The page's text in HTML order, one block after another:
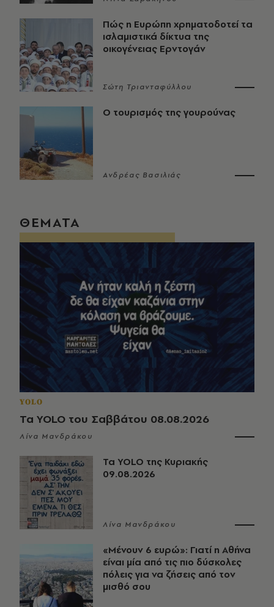
Πώς η Ευρώπη χρηματοδοτεί τα
ισλαμιστικά δίκτυα της
οικογένειας Ερντογάν
Σώτη Τριανταφύλλου
Ο τουρισμός της γουρούνας
Ανδρέας Βασιλιάς
ΘΕΜΑΤΑ
YOLO
Τα YOLO του Σαββάτου 08.08.2026
Λίνα Μανδράκου
Τα YOLO της Κυριακής
09.08.2026
Λίνα Μανδράκου
«Μένουν 6 ευρώ»: Γιατί η Αθήνα
είναι μία από τις πιο δύσκολες
πόλεις για να ζήσεις από τον
μισθό σου